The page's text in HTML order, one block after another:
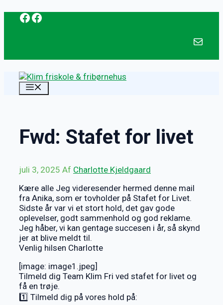
Facebook
Facebook
Fwd: Stafet for livet
juli 3, 2025 Af Charlotte Kjeldgaard
Kære alle Jeg videresender hermed denne mail
fra Anika, som er tovholder på Stafet for Livet.
Sidste år var vi et stort hold, det gav gode
oplevelser, godt sammenhold og god reklame.
Jeg håber, vi kan gentage succesen i år, så skynd
jer at blive meldt til.
Venlig hilsen Charlotte
[image: image1.jpeg]
Tilmeld dig Team Klim Fri ved stafet for livet og
få en trøje.
1️⃣ Tilmeld dig på vores hold på: